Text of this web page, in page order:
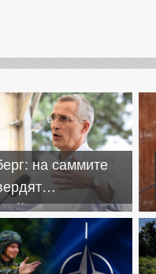
на саммите
пакет
Украины